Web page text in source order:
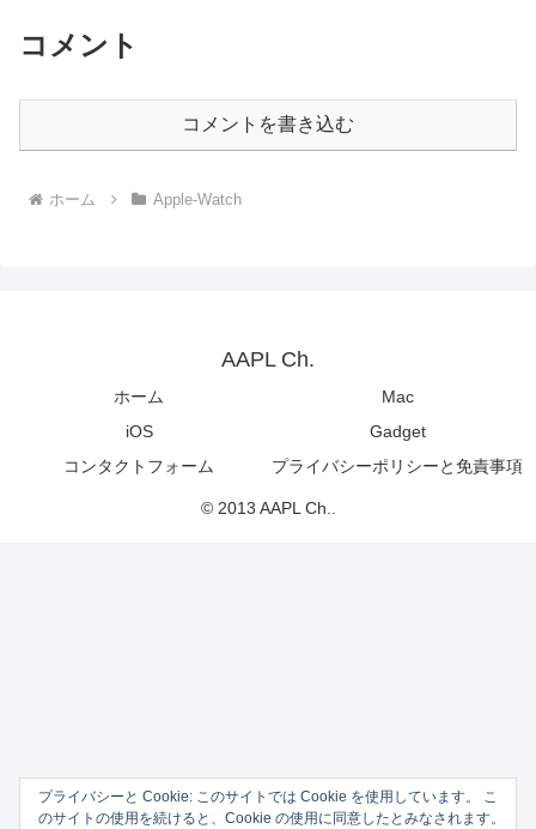
コメント
コメントを書き込む
ホーム Apple-Watch
AAPL Ch.
ホーム
Mac
iOS
Gadget
コンタクトフォーム
プライバシーポリシーと免責事項
© 2013 AAPL Ch..
プライバシーと Cookie: このサイトでは Cookie を使用しています。 こ
のサイトの使用を続けると、Cookie の使用に同意したとみなされます。